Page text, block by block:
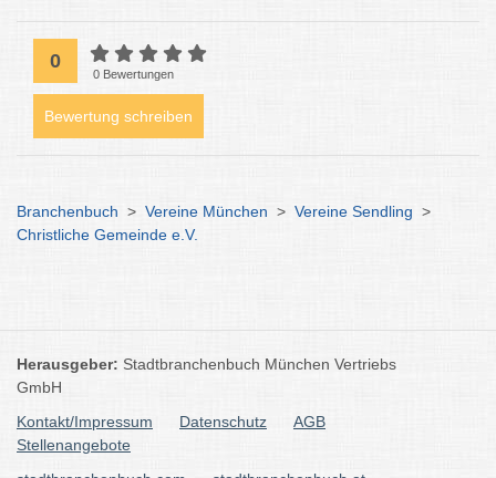
0
0 Bewertungen
Bewertung schreiben
Branchenbuch > Vereine München > Vereine Sendling >
Christliche Gemeinde e.V.
Herausgeber: Stadtbranchenbuch München Vertriebs
GmbH
Kontakt/Impressum
Datenschutz
AGB
Stellenangebote